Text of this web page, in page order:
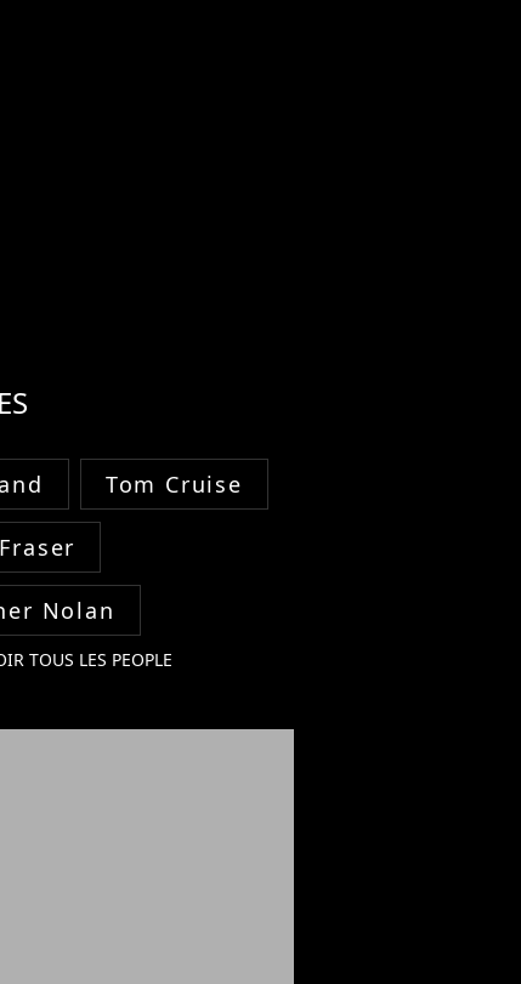
Tom Cruise
Nolan
TOUS LES PEOPLE